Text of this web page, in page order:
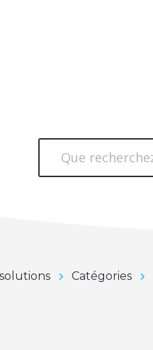
Catégories